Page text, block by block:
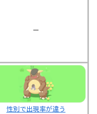
ー
性別で出現率が違う